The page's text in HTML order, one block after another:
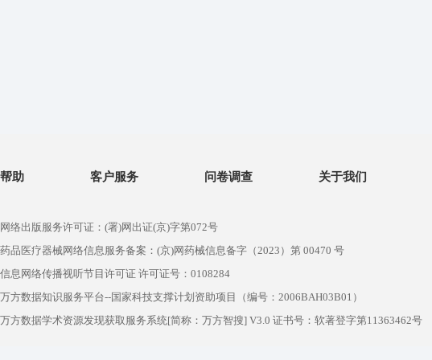
帮助 客户服务 问卷调查 关于我们
网络出版服务许可证：(署)网出证(京)字第072号
药品医疗器械网络信息服务备案：(京)网药械信息备字（2023）第 00470 号
信息网络传播视听节目许可证 许可证号：0108284
万方数据知识服务平台--国家科技支撑计划资助项目（编号：2006BAH03B01）
万方数据学术资源发现获取服务系统[简称：万方智搜] V3.0 证书号：软著登字第11363462号